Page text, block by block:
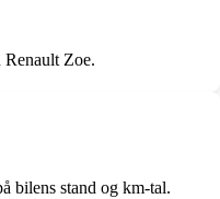
Zoe.
bilens stand og km-tal.